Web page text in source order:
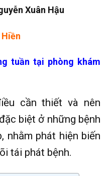
Xuân Hậu
tuần tại phòng khám
cần thiết và nên
biệt ở những bệnh
nhằm phát hiện biến
tái phát bệnh.